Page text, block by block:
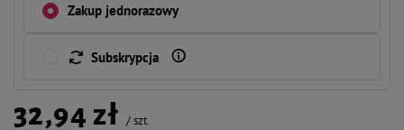
Zakup jednorazowy
Subskrypcja
32,94 zł /szt.